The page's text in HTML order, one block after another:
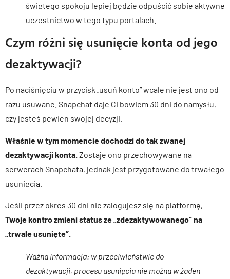
świętego spokoju lepiej będzie odpuścić sobie aktywne
uczestnictwo w tego typu portalach.
Czym różni się usunięcie konta od jego
dezaktywacji?
Po naciśnięciu w przycisk „usuń konto” wcale nie jest ono od
razu usuwane. Snapchat daje Ci bowiem 30 dni do namysłu,
czy jesteś pewien swojej decyzji.
Właśnie w tym momencie dochodzi do tak zwanej
dezaktywacji konta. Zostaje ono przechowywane na
serwerach Snapchata, jednak jest przygotowane do trwałego
usunięcia.
Jeśli przez okres 30 dni nie zalogujesz się na platformę,
Twoje kontro zmieni status ze „zdezaktywowanego” na
„trwale usunięte”.
Ważna informacja: w przeciwieństwie do
dezaktywacji, procesu usunięcia nie można w żaden